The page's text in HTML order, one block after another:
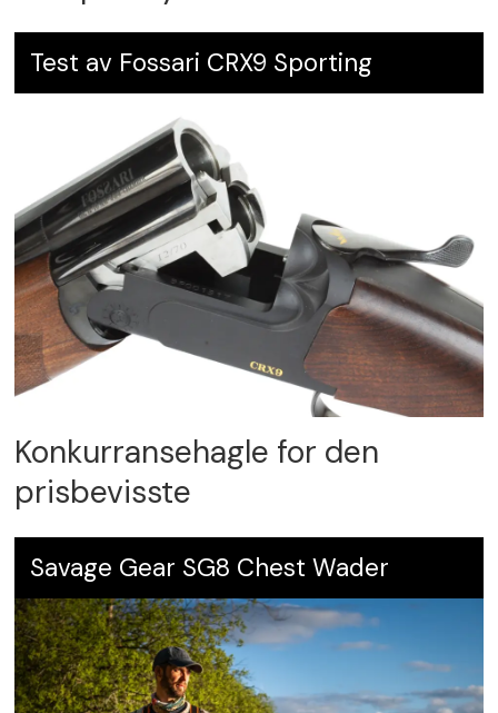
Test av Fossari CRX9 Sporting
Konkurransehagle for den
prisbevisste
Savage Gear SG8 Chest Wader